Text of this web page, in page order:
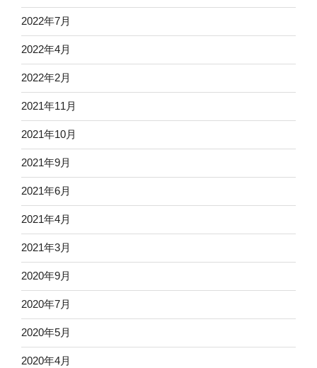
2022年7月
2022年4月
2022年2月
2021年11月
2021年10月
2021年9月
2021年6月
2021年4月
2021年3月
2020年9月
2020年7月
2020年5月
2020年4月